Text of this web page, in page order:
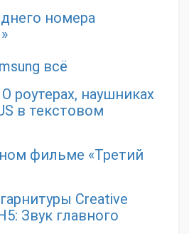
номера
всё
роутерах, наушниках
в текстовом
фильме «Третий
Creative
Звук главного